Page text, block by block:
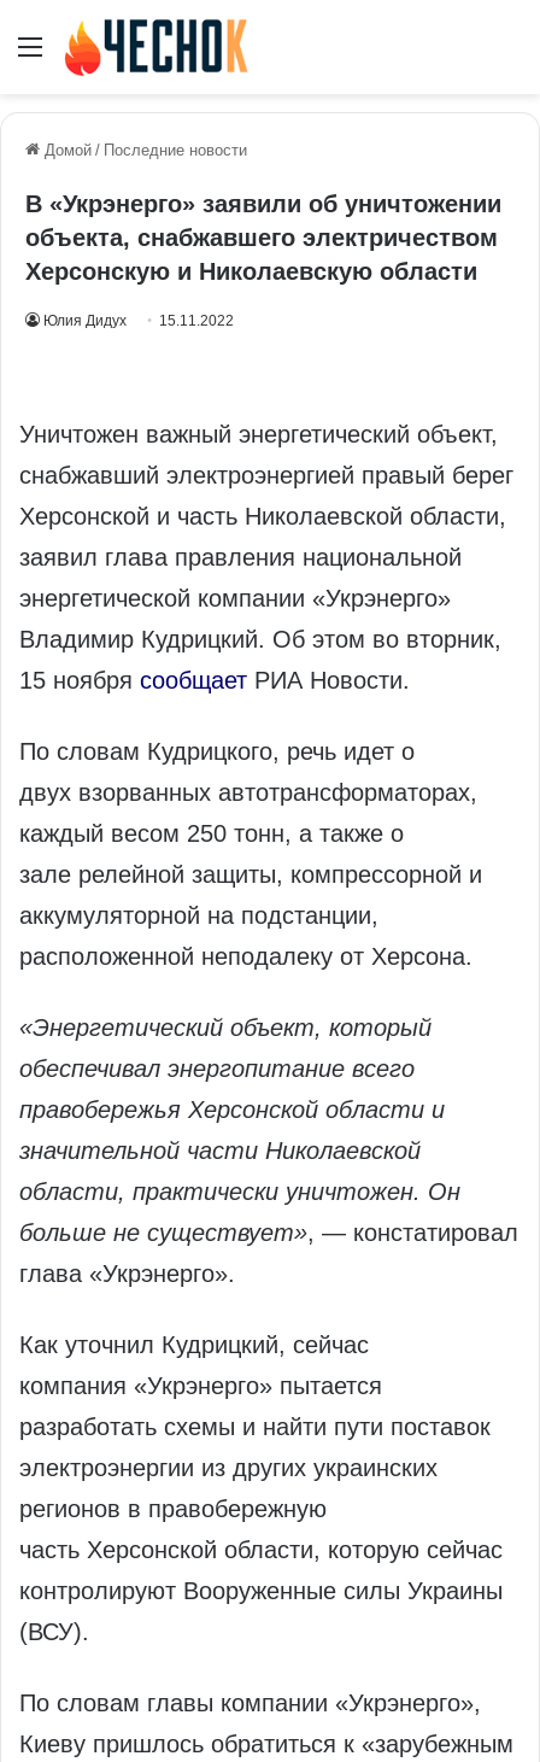
Меню
Домой / Последние новости
В «Укрэнерго» заявили об уничтожении
объекта, снабжавшего электричеством
Херсонскую и Николаевскую области
Юлия Дидух 15.11.2022
Уничтожен важный энергетический объект,
снабжавший электроэнергией правый берег
Херсонской и часть Николаевской области,
заявил глава правления национальной
энергетической компании «Укрэнерго»
Владимир Кудрицкий. Об этом во вторник,
15 ноября сообщает РИА Новости.
По словам Кудрицкого, речь идет о
двух взорванных автотрансформаторах,
каждый весом 250 тонн, а также о
зале релейной защиты, компрессорной и
аккумуляторной на подстанции,
расположенной неподалеку от Херсона.
«Энергетический объект, который
обеспечивал энергопитание всего
правобережья Херсонской области и
значительной части Николаевской
области, практически уничтожен. Он
больше не существует», — констатировал
глава «Укрэнерго».
Как уточнил Кудрицкий, сейчас
компания «Укрэнерго» пытается
разработать схемы и найти пути поставок
электроэнергии из других украинских
регионов в правобережную
часть Херсонской области, которую сейчас
контролируют Вооруженные силы Украины
(ВСУ).
По словам главы компании «Укрэнерго»,
Киеву пришлось обратиться к «зарубежным